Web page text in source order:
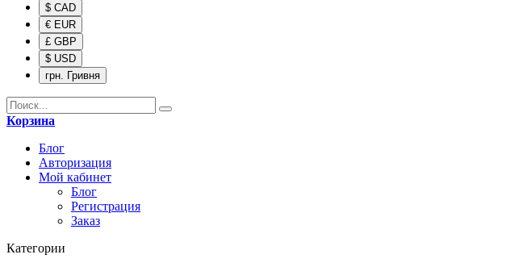
$ CAD
€ EUR
£ GBP
$ USD
грн. Гривня
Корзина
Блог
Авторизация
Мой кабинет
Блог
Регистрация
Заказ
Категории